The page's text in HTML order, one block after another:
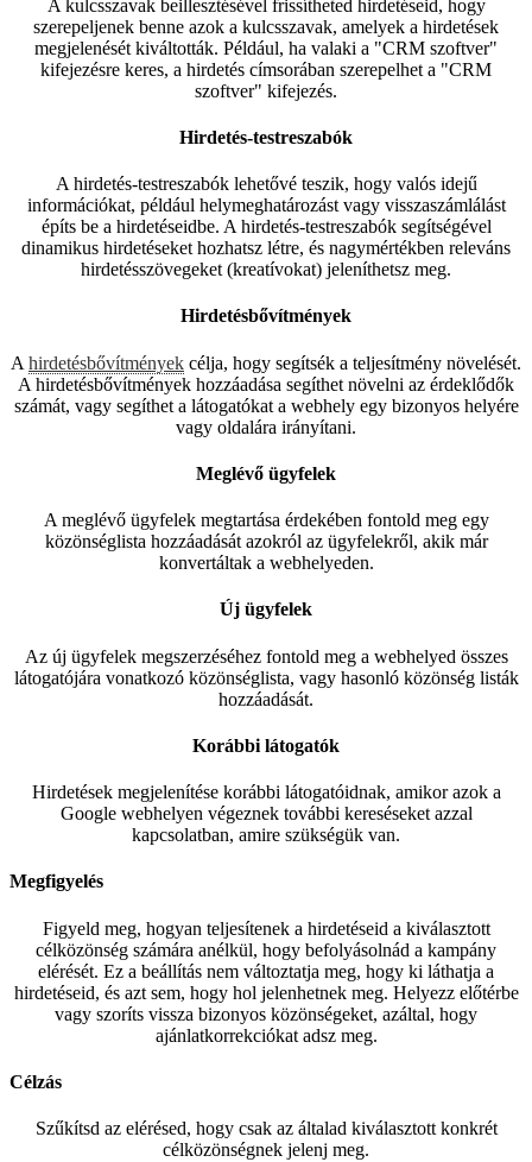
A kulcsszavak beillesztésével frissítheted hirdetéseid, hogy
szerepeljenek benne azok a kulcsszavak, amelyek a hirdetések
megjelenését kiváltották. Például, ha valaki a "CRM szoftver"
kifejezésre keres, a hirdetés címsorában szerepelhet a "CRM
szoftver" kifejezés.
Hirdetés-testreszabók
A hirdetés-testreszabók lehetővé teszik, hogy valós idejű
információkat, például helymeghatározást vagy visszaszámlálást
építs be a hirdetéseidbe. A hirdetés-testreszabók segítségével
dinamikus hirdetéseket hozhatsz létre, és nagymértékben releváns
hirdetésszövegeket (kreatívokat) jeleníthetsz meg.
Hirdetésbővítmények
A hirdetésbővítmények célja, hogy segítsék a teljesítmény növelését.
A hirdetésbővítmények hozzáadása segíthet növelni az érdeklődők
számát, vagy segíthet a látogatókat a webhely egy bizonyos helyére
vagy oldalára irányítani.
Meglévő ügyfelek
A meglévő ügyfelek megtartása érdekében fontold meg egy
közönséglista hozzáadását azokról az ügyfelekről, akik már
konvertáltak a webhelyeden.
Új ügyfelek
Az új ügyfelek megszerzéséhez fontold meg a webhelyed összes
látogatójára vonatkozó közönséglista, vagy hasonló közönség listák
hozzáadását.
Korábbi látogatók
Hirdetések megjelenítése korábbi látogatóidnak, amikor azok a
Google webhelyen végeznek további kereséseket azzal
kapcsolatban, amire szükségük van.
Megfigyelés
Figyeld meg, hogyan teljesítenek a hirdetéseid a kiválasztott
célközönség számára anélkül, hogy befolyásolnád a kampány
elérését. Ez a beállítás nem változtatja meg, hogy ki láthatja a
hirdetéseid, és azt sem, hogy hol jelenhetnek meg. Helyezz előtérbe
vagy szoríts vissza bizonyos közönségeket, azáltal, hogy
ajánlatkorrekciókat adsz meg.
Célzás
Szűkítsd az elérésed, hogy csak az általad kiválasztott konkrét
célközönségnek jelenj meg.